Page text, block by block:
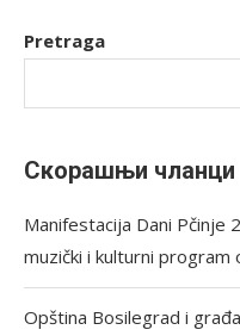
Pretraga
Скорашњи чланци
Manifestacija Dani
muzički i kulturni program
Opština Bosilegrad i